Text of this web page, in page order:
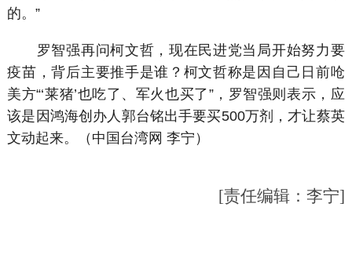
的。”
罗智强再问柯文哲，现在民进党当局开始努力要
疫苗，背后主要推手是谁？柯文哲称是因自己日前呛
美方“‘莱猪’也吃了、军火也买了”，罗智强则表示，应
该是因鸿海创办人郭台铭出手要买500万剂，才让蔡英
文动起来。（中国台湾网 李宁）
[责任编辑：李宁]